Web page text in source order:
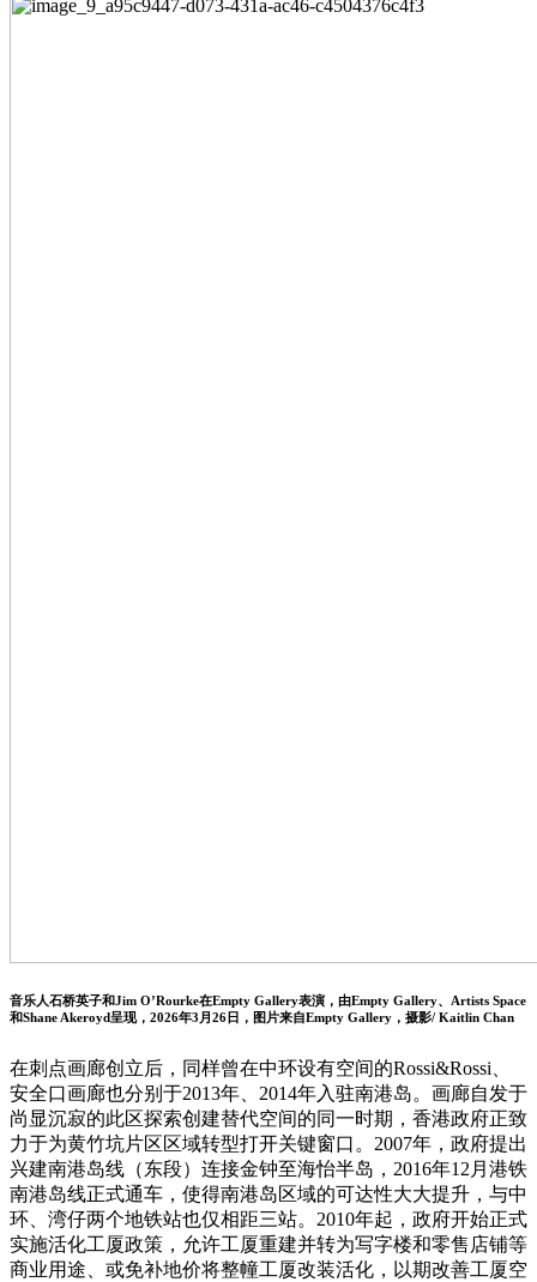
音乐人石桥英子和Jim O’Rourke在Empty Gallery表演，由Empty Gallery、Artists Space
和Shane Akeroyd呈现，2026年3月26日，图片来自Empty Gallery，摄影/ Kaitlin Chan
在刺点画廊创立后，同样曾在中环设有空间的Rossi&Rossi、
安全口画廊也分别于2013年、2014年入驻南港岛。画廊自发于
尚显沉寂的此区探索创建替代空间的同一时期，香港政府正致
力于为黄竹坑片区区域转型打开关键窗口。2007年，政府提出
兴建南港岛线（东段）连接金钟至海怡半岛，2016年12月港铁
南港岛线正式通车，使得南港岛区域的可达性大大提升，与中
环、湾仔两个地铁站也仅相距三站。2010年起，政府开始正式
实施活化工厦政策，允许工厦重建并转为写字楼和零售店铺等
商业用途、或免补地价将整幢工厦改装活化，以期改善工厦空